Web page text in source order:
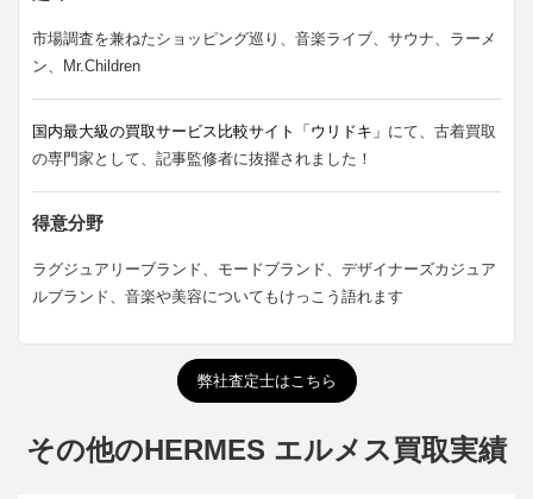
市場調査を兼ねたショッピング巡り、音楽ライブ、サウナ、ラーメ
ン、Mr.Children
国内最大級の買取サービス比較サイト「ウリドキ」 にて、古着買取
の専門家として、記事監修者に抜擢されました！
得意分野
ラグジュアリーブランド、モードブランド、デザイナーズカジュア
ルブランド、音楽や美容についてもけっこう語れます
弊社査定士はこちら
その他のHERMES エルメス買取実績